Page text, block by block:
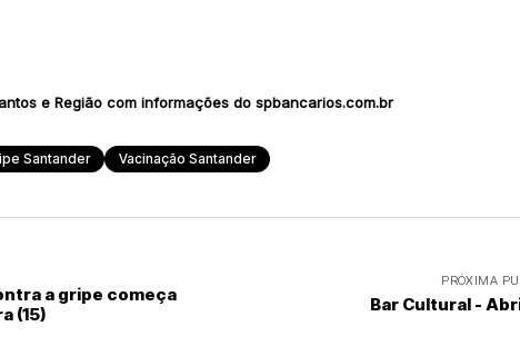
e Região com informações do spbancarios.com.br
Santander Vacinação Santander
a gripe começa
(15)
PRÓXIMA
Bar Cultural -